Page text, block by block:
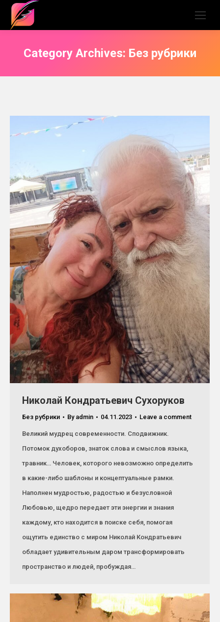
Category Archives: Без рубрики
Николай Кондратьевич Сухоруков
Без рубрики By admin 04.11.2023 Leave a comment
Великий мудрец современности. Сподвижник.
Потомок духоборов, знаток слова и смыслов языка,
травник… Человек, которого невозможно определить
в какие-либо шаблоны и концептуальные рамки.
Наполнен мудростью, радостью и безусловной
Любовью, щедро передает эти энергии и знания
каждому, кто находится в поиске себя, помогая
ощутить единство с миром Николай Кондратьевич
обладает удивительным даром трансформировать
пространство и людей, пробуждая…